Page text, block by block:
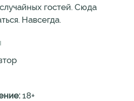
гостей. Сюда
Навсегда.
18+